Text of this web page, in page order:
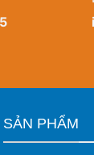
SẢN PHẨM